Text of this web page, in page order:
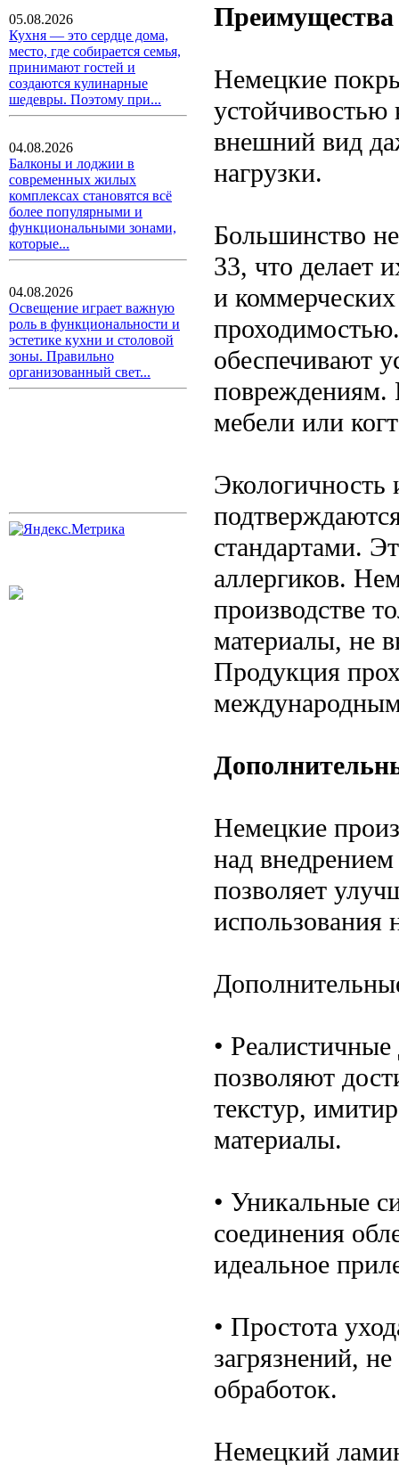
05.08.2026
Кухня — это сердце дома,
место, где собирается семья,
принимают гостей и
создаются кулинарные
шедевры. Поэтому при...
04.08.2026
Балконы и лоджии в
современных жилых
комплексах становятся всё
более популярными и
функциональными зонами,
которые...
04.08.2026
Освещение играет важную
роль в функциональности и
эстетике кухни и столовой
зоны. Правильно
организованный свет...
Преимущества
Немецкие
внешний вид
нагрузки.
Большинство
33, что делает
и
обеспечивают
повреждениям.
мебели или
Экологичность
стандартами.
аллергиков.
производстве
материалы, не
Продукция
Немецкие
над
позволяет
•
позволяют
текстур,
материалы.
• Уникальные
соединения
идеальное
• Простота
загрязнений,
обработок.
Немецкий